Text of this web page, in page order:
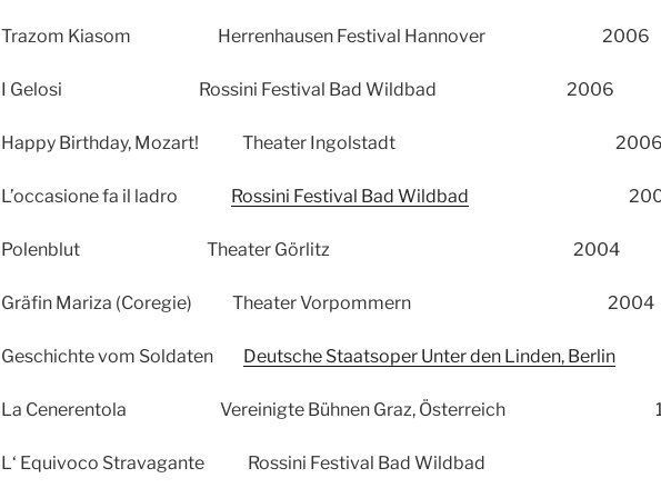
Trazom Kiasom Herrenhausen Festival Hannover 2006
I Gelosi Rossini Festival Bad Wildbad 2006
Happy Birthday, Mozart! Theater Ingolstadt
L’occasione fa il ladro Rossini Festival Bad Wildbad
Polenblut Theater Görlitz 2004
Gräfin Mariza (Coregie) Theater Vorpommern 2004
Geschichte vom Soldaten Deutsche Staatsoper Unter den Linden, Berlin
La Cenerentola Vereinigte Bühnen Graz, Österreich
L‘ Equivoco Stravagante Rossini Festival Bad